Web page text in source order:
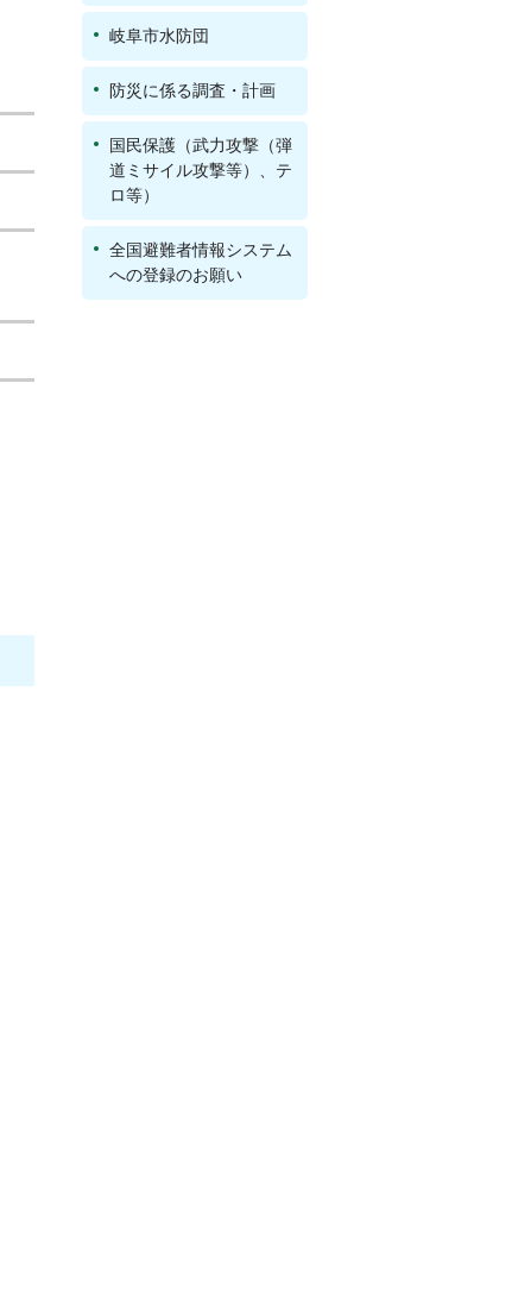
岐阜市水防団
防災に係る調査・計画
国民保護（武力攻撃（弾
道ミサイル攻撃等）、テ
ロ等）
全国避難者情報システム
への登録のお願い